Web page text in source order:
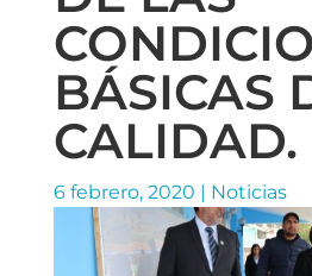
BÁSICAS
CALIDAD.
6 febrero, 2020 | Noticias